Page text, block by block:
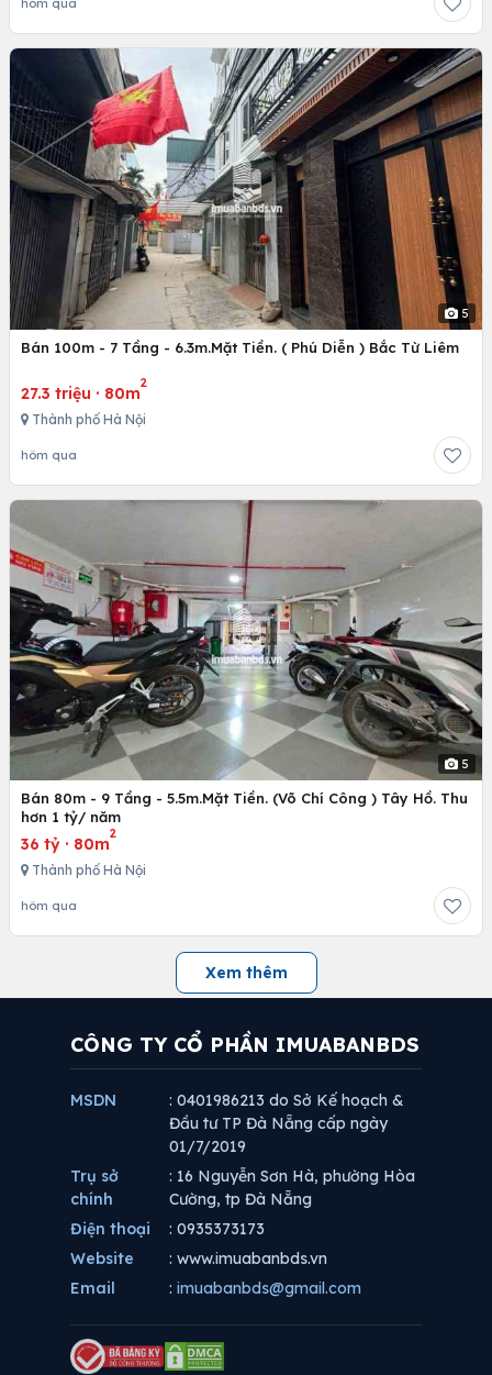
hôm qua
5
Bán 100m - 7 Tầng - 6.3m.Mặt Tiền. ( Phú Diễn ) Bắc Từ Liêm
27.3 triệu · 80m
2
Thành phố Hà Nội
hôm qua
5
Bán 80m - 9 Tầng - 5.5m.Mặt Tiền. (Võ Chí Công ) Tây Hồ. Thu
hơn 1 tỷ/ năm
36 tỷ · 80m
2
Thành phố Hà Nội
hôm qua
Xem thêm
CÔNG TY CỔ PHẦN IMUABANBDS
MSDN
: 0401986213 do Sở Kế hoạch &
Đầu tư TP Đà Nẵng cấp ngày
01/7/2019
Trụ sở
chính
: 16 Nguyễn Sơn Hà, phường Hòa
Cường, tp Đà Nẵng
Điện thoại
: 0935373173
Website
: www.imuabanbds.vn
Email
: imuabanbds@gmail.com